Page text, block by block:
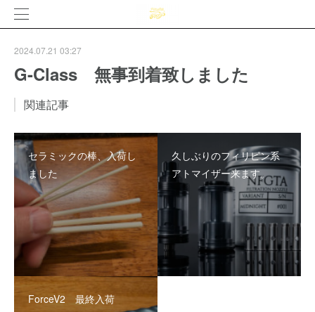
2024.07.21 03:27
G-Class 無事到着致しました
関連記事
セラミックの棒、入荷し
ました
久しぶりのフィリピン系
アトマイザー来ます。
ForceV2 最終入荷